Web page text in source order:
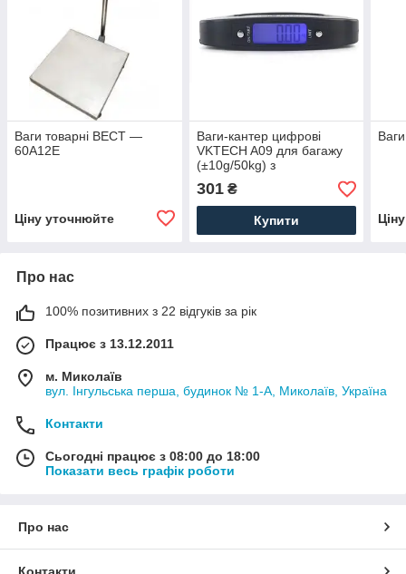
Ваги товарні ВЕСТ —
60А12E
Ціну уточнюйте
Ваги-кантер цифрові
VKTECH A09 для багажу
(±10g/50kg) з
підсвічуванням
301₴
Купити
Про нас
100% позитивних з 22 відгуків за рік
Працює з 13.12.2011
м. Миколаїв
вул. Інгульська перша, будинок № 1-А, Миколаїв, Україна
Контакти
Сьогодні працює з 08:00 до 18:00
Показати весь графік роботи
Про нас